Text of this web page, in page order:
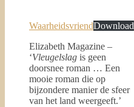
WaarheidsvriendDownload
Elizabeth Magazine –
‘Vleugelslag is geen
doorsnee roman … Een
mooie roman die op
bijzondere manier de sfeer
van het land weergeeft.’